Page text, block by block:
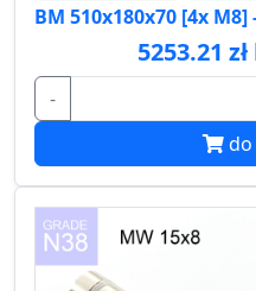
BM 510x180x70 [4x
5253.21
-
do